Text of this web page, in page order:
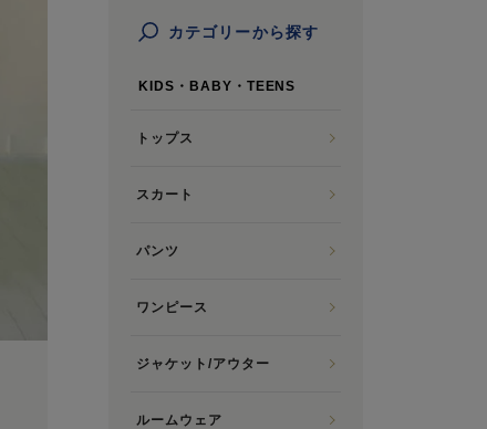
カテゴリーから探す
KIDS・BABY・TEENS
トップス
スカート
パンツ
ワンピース
ジャケット/アウター
ルームウェア